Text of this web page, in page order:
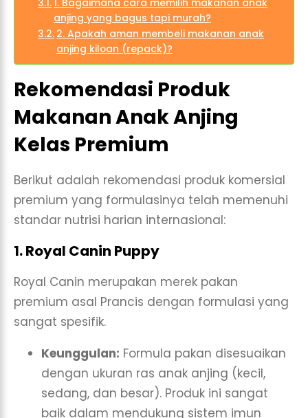
1. Bagaimana cara memilih makanan anak
anjing yang bagus tapi murah?
2. Apakah aman membeli makanan anak
anjing kiloan (repack)?
Rekomendasi Produk
Makanan Anak Anjing
Kelas Premium
Berikut adalah rekomendasi produk komersial
premium yang formulasinya telah memenuhi
standar nutrisi harian internasional:
1. Royal Canin Puppy
Royal Canin merupakan merek pakan
premium asal Prancis dengan formulasi yang
sangat spesifik.
Keunggulan: Formula pakan disesuaikan
dengan ukuran ras anak anjing (kecil,
sedang, dan besar). Produk ini sangat
baik dalam mendukung sistem imun